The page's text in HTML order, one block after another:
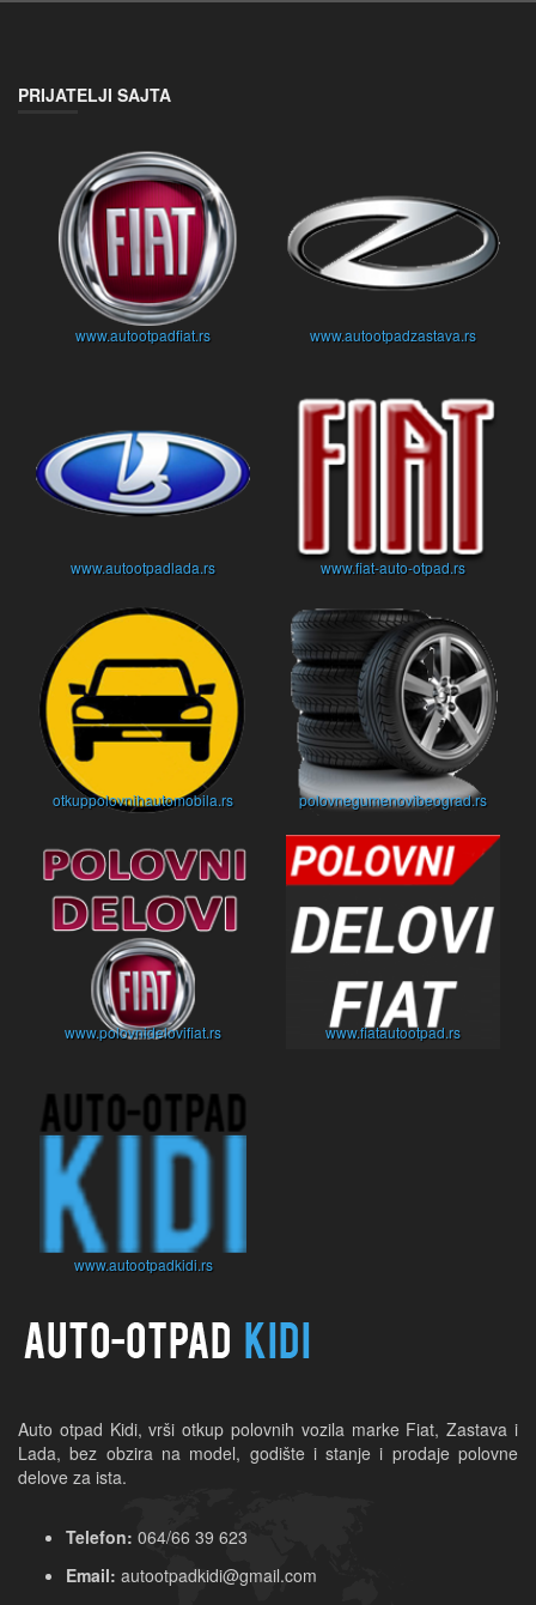
PRIJATELJI SAJTA
www.autootpadfiat.rs www.autootpadzastava.rs
www.autootpadlada.rs www.fiat-auto-otpad.rs
otkuppolovnihautomobila.rs polovnegumenovibeograd.rs
www.polovnidelovifiat.rs www.fiatautootpad.rs
www.autootpadkidi.rs
Auto otpad Kidi, vrši otkup polovnih vozila marke Fiat, Zastava i
Lada, bez obzira na model, godište i stanje i prodaje polovne
delove za ista.
Telefon: 064/66 39 623
Email: autootpadkidi@gmail.com